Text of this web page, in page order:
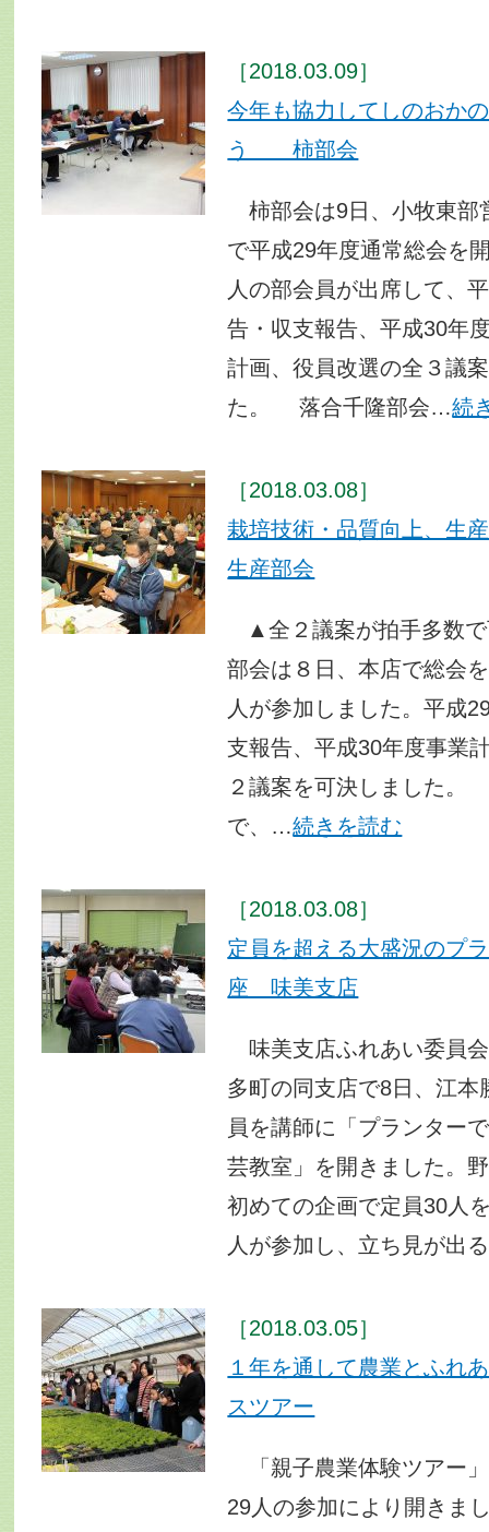
［2018.03.09］
今年も協力してしのおか
う 柿部会
柿部会は9日、小牧東部
で平成29年度通常総会
人の部会員が出席して、
告・収支報告、平成30年
計画、役員改選の全３議
た。 落合千隆部会…続
［2018.03.08］
栽培技術・品質向上、生
生産部会
▲全２議案が拍手多数
部会は８日、本店で総会
人が参加しました。平成
支報告、平成30年度事業
２議案を可決しました
で、…続きを読む
［2018.03.08］
定員を超える大盛況のプ
座 味美支店
味美支店ふれあい委員
多町の同支店で8日、江本
員を講師に「プランター
芸教室」を開きました。
初めての企画で定員30人
人が参加し、立ち見が出
［2018.03.05］
１年を通して農業とふ
スツアー
「親子農業体験ツアー
29人の参加により開きま